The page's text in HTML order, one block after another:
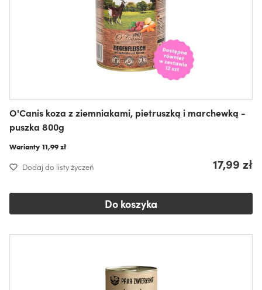
O'Canis koza z ziemniakami, pietruszką i marchewką -
puszka 800g
Warianty 11,99 zł
Dodaj do listy życzeń 17,99 zł
Do koszyka